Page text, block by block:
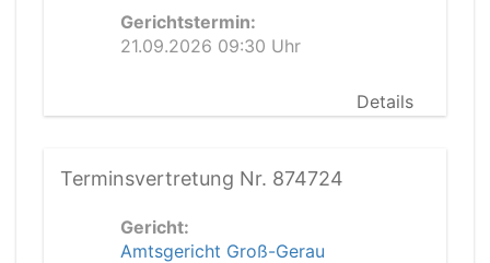
Gerichtstermin:
21.09.2026 09:30 Uhr
Details
Terminsvertretung Nr. 874724
Gericht:
Amtsgericht Groß-Gerau